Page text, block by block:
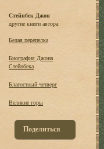
Стейнбек Джон
другие книги автора:
Белая перепелка
Биография Джона
Стейнбека
Благостный четверг
Великие горы
Поделиться